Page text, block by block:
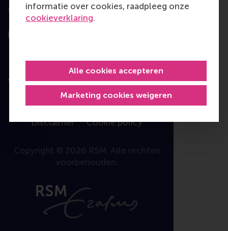
informatie over cookies, raadpleeg onze
cookieverklaring.
Marketing cookies weigeren
Alle cookies accepteren
Volg ons
Disclaimer
Cookie policy